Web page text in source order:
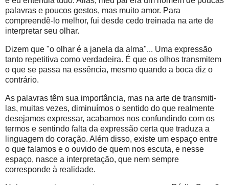
palavras e poucos gestos, mas muito amor. Para
compreendê-lo melhor, fui desde cedo treinada na arte de
interpretar seu olhar.
Dizem que "o olhar é a janela da alma"... Uma expressão
tanto repetitiva como verdadeira. É que os olhos transmitem
o que se passa na essência, mesmo quando a boca diz o
contrário.
As palavras têm sua importância, mas na arte de transmiti-
las, muitas vezes, diminuímos o sentido do que realmente
desejamos expressar, acabamos nos confundindo com os
termos e sentindo falta da expressão certa que traduza a
linguagem do coração. Além disso, existe um espaço entre
o que falamos e o ouvido de quem nos escuta, e nesse
espaço, nasce a interpretação, que nem sempre
corresponde à realidade.